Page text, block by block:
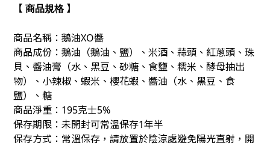
【 商品規格】
商品名稱：鵝油XO醬
商品成份：鵝油（鵝油、鹽）、米酒、蒜頭、紅蔥頭、珠
貝、醬油膏（水、黑豆、砂糖、食鹽、糯米、酵母抽出
物）、小辣椒、蝦米、櫻花蝦、醬油（水、黑豆、食
鹽）、糖
商品淨重：195克士5%
保存期限： 未開封可常溫保存1年半
保存方式：常溫保存，請放置於陰涼處避免陽光直射，開